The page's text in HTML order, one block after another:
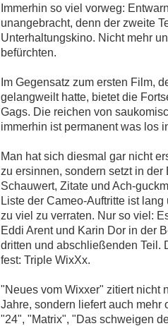
Immerhin so viel vorweg:
unangebracht, denn der zweite
Unterhaltungskino. Nicht mehr
befürchten.
Im Gegensatz zum ersten Film,
gelangweilt hatte, bietet die
Gags. Die reichen von
immerhin ist permanent was los
Man hat sich diesmal gar nicht
zu ersinnen, sondern setzt in
Schauwert, Zitate und Ach-
Liste der Cameo-Auftritte ist
zu viel zu verraten. Nur so viel:
Eddi Arent und Karin Dor in der
dritten und abschließenden Teil.
fest: Triple WixXx.
"Neues vom Wixxer" zitiert nicht
Jahre, sondern liefert auch
"24", "Matrix", "Das schweigen